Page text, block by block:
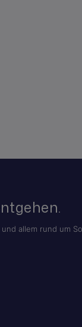
allem rund um